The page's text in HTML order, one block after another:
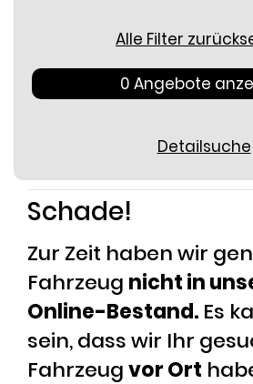
Alle Filter
0 Angebote
Detailsuche
Schade!
Zur Zeit haben wir
Fahrzeug nicht in
Online-Bestand. Es
sein, dass wir Ihr
Fahrzeugvor Ort